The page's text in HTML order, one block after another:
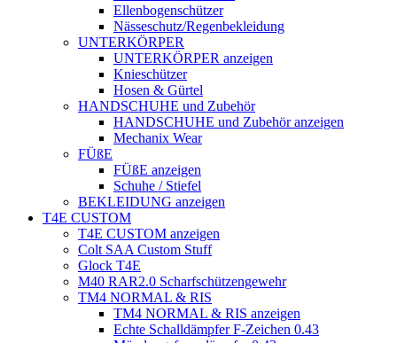
Ellenbogenschützer
Nässeschutz/Regenbekleidung
UNTERKÖRPER
UNTERKÖRPER anzeigen
Knieschützer
Hosen & Gürtel
HANDSCHUHE und Zubehör
HANDSCHUHE und Zubehör anzeigen
Mechanix Wear
FÜßE
FÜßE anzeigen
Schuhe / Stiefel
BEKLEIDUNG anzeigen
T4E CUSTOM
T4E CUSTOM anzeigen
Colt SAA Custom Stuff
Glock T4E
M40 RAR2.0 Scharfschützengewehr
TM4 NORMAL & RIS
TM4 NORMAL & RIS anzeigen
Echte Schalldämpfer F-Zeichen 0.43